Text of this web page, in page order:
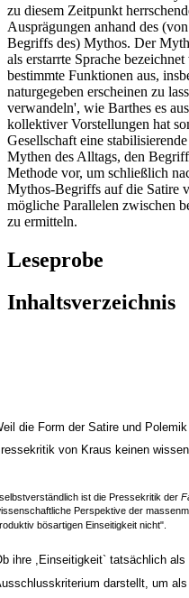
zu diesem Zeitpunkt
Ausprägungen anhand des
Begriffs des) Mythos. Der
als erstarrte Sprache
bestimmte Funktionen aus,
naturgegeben erscheinen zu
verwandeln', wie Barthes es
kollektiver Vorstellungen hat
Gesellschaft eine
Mythen des Alltags, den
Methode vor, um schließlich
Mythos-Begriffs auf die Satire
mögliche Parallelen zwischen
zu ermitteln.
Leseprobe
Inhaltsverzeichnis
die Form der Satire und
von Kraus keinen
ist die Pressekritik der
Perspektive der
bösartigen Einseitigkeit nicht".
ihre ,Einseitigkeit` tatsächlich
darstellt, um